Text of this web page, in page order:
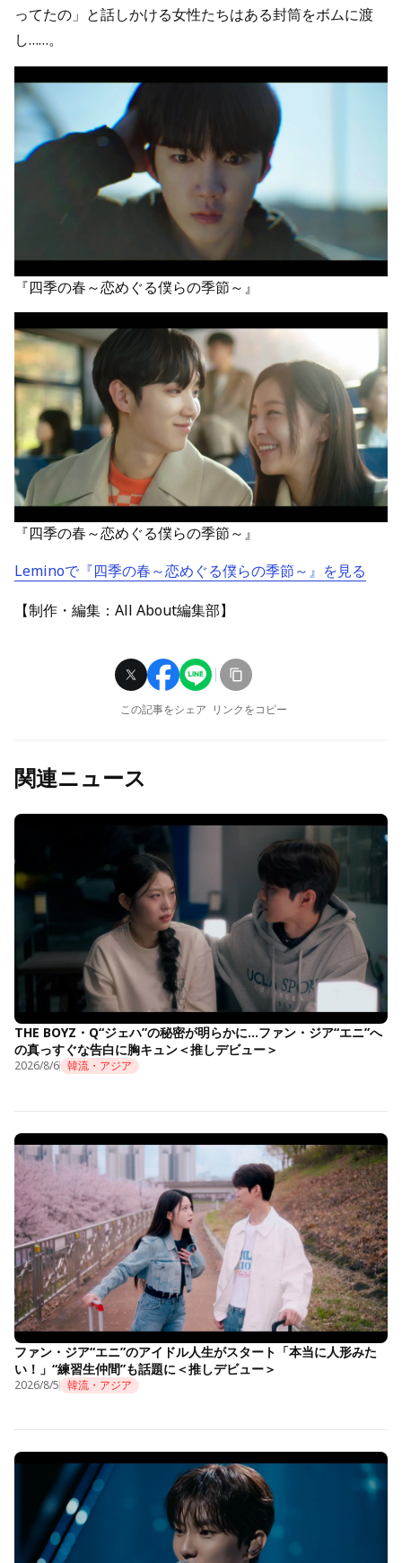
ってたの」と話しかける女性たちはある封筒をボムに渡
し……。
『四季の春～恋めぐる僕らの季節～』
『四季の春～恋めぐる僕らの季節～』
Leminoで『四季の春～恋めぐる僕らの季節～』を見る
【制作・編集：All About編集部】
この記事をシェア リンクをコピー
関連ニュース
THE BOYZ・Q“ジェハ”の秘密が明らかに…ファン・ジア“エニ”へ
の真っすぐな告白に胸キュン＜推しデビュー＞
2026/8/6 韓流・アジア
ファン・ジア“エニ”のアイドル人生がスタート「本当に人形みた
い！」“練習生仲間”も話題に＜推しデビュー＞
2026/8/5 韓流・アジア